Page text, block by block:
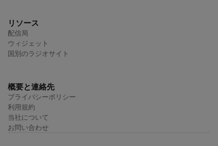
リソース
配信局
ウィジェット
国別のラジオサイト
概要と連絡先
プライバシーポリシー
利用規約
当社について
お問い合わせ